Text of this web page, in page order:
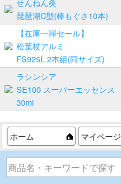
せんねん灸
琵琶湖C型(棒もぐさ10本)
【在庫一掃セール】
松葉杖アルミ
FS925L 2本組(同サイズ)
ラシンシア
SE100 スーパーエッセンス
30ml
ホーム マイページ